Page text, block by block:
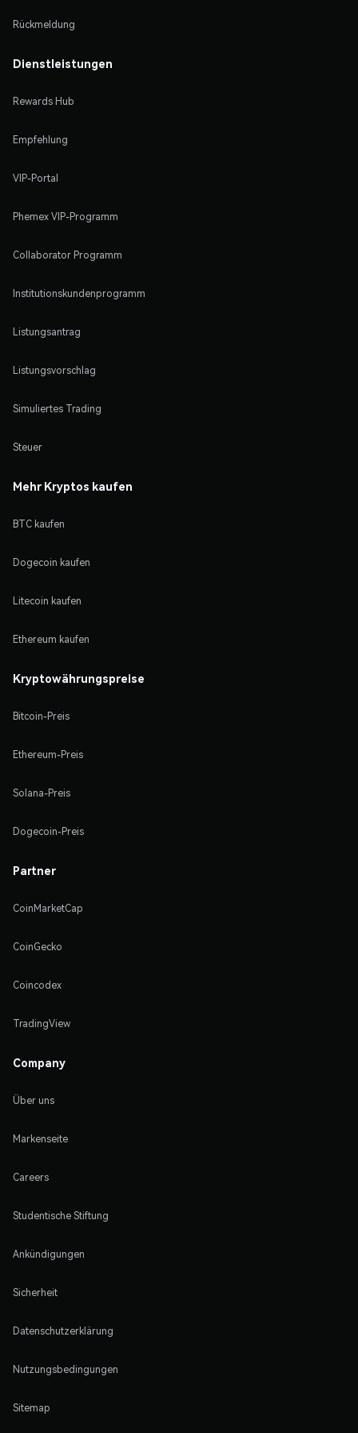
Rückmeldung
Dienstleistungen
Rewards Hub
Empfehlung
VIP-Portal
Phemex VIP-Programm
Collaborator Programm
Institutionskundenprogramm
Listungsantrag
Listungsvorschlag
Simuliertes Trading
Steuer
Mehr Kryptos kaufen
BTC kaufen
Dogecoin kaufen
Litecoin kaufen
Ethereum kaufen
Kryptowährungspreise
Bitcoin-Preis
Ethereum-Preis
Solana-Preis
Dogecoin-Preis
Partner
CoinMarketCap
CoinGecko
Coincodex
TradingView
Company
Über uns
Markenseite
Careers
Studentische Stiftung
Ankündigungen
Sicherheit
Datenschutzerklärung
Nutzungsbedingungen
Sitemap